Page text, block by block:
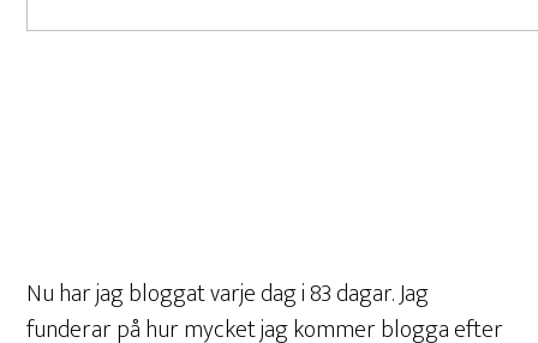
Nu har jag bloggat varje dag i 83 dagar. Jag
funderar på hur mycket jag kommer blogga efter